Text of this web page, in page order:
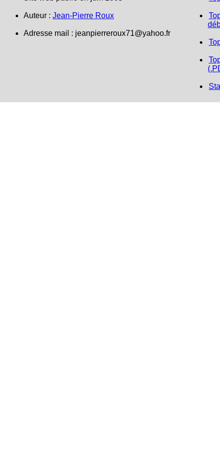
Auteur : Jean-Pierre Roux
Adresse mail : jeanpierreroux71@yahoo.fr